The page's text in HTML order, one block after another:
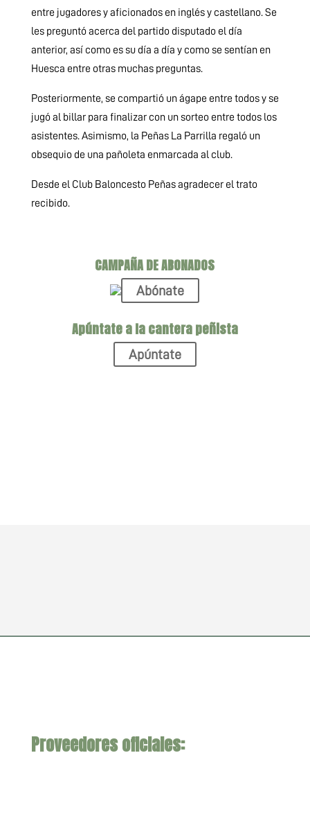
entre jugadores y aficionados en inglés y castellano. Se
les preguntó acerca del partido disputado el día
anterior, así como es su día a día y como se sentían en
Huesca entre otras muchas preguntas.
Posteriormente, se compartió un ágape entre todos y se
jugó al billar para finalizar con un sorteo entre todos los
asistentes. Asimismo, la Peñas La Parrilla regaló un
obsequio de una pañoleta enmarcada al club.
Desde el Club Baloncesto Peñas agradecer el trato
recibido.
CAMPAÑA DE ABONADOS
Abónate
Apúntate a la cantera peñista
Apúntate
Proveedores oficiales: